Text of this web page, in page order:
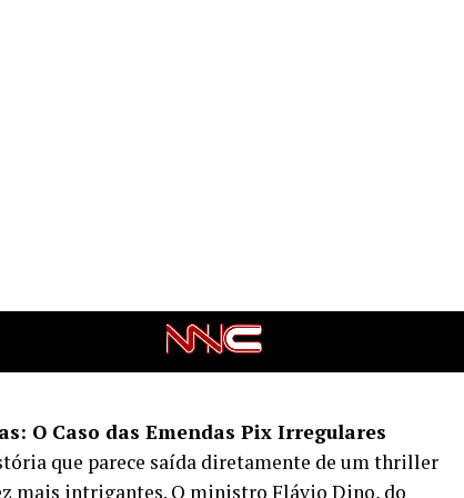
O Caso das Emendas Pix Irregulares
que parece saída diretamente de um thriller
mais intrigantes. O ministro Flávio Dino, do